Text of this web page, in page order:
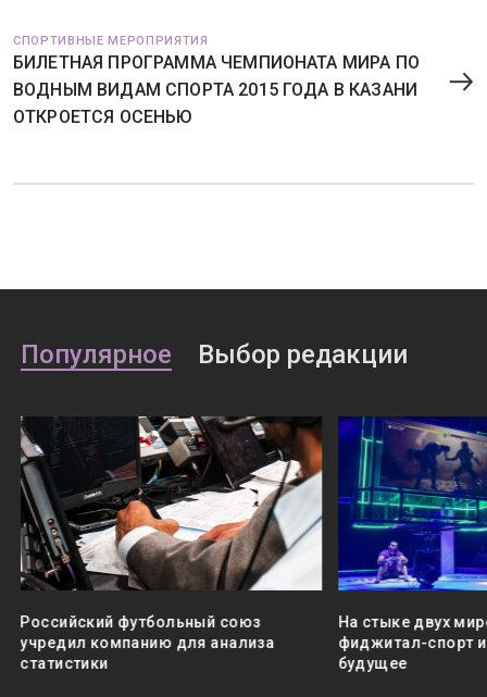
СПОРТИВНЫЕ МЕРОПРИЯТИЯ
БИЛЕТНАЯ ПРОГРАММА ЧЕМПИОНАТА МИРА ПО
ВОДНЫМ ВИДАМ СПОРТА 2015 ГОДА В КАЗАНИ
ОТКРОЕТСЯ ОСЕНЬЮ
Популярное Выбор редакции
Российский футбольный союз
учредил компанию для анализа
статистики
На стыке двух
фиджитал-спорт
будущее